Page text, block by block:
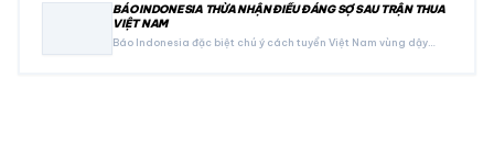
BÁO INDONESIA THỪA NHẬN ĐIỀU ĐÁNG SỢ SAU TRẬN THUA
VIỆT NAM
Báo Indonesia đặc biệt chú ý cách tuyển Việt Nam vùng dậy…